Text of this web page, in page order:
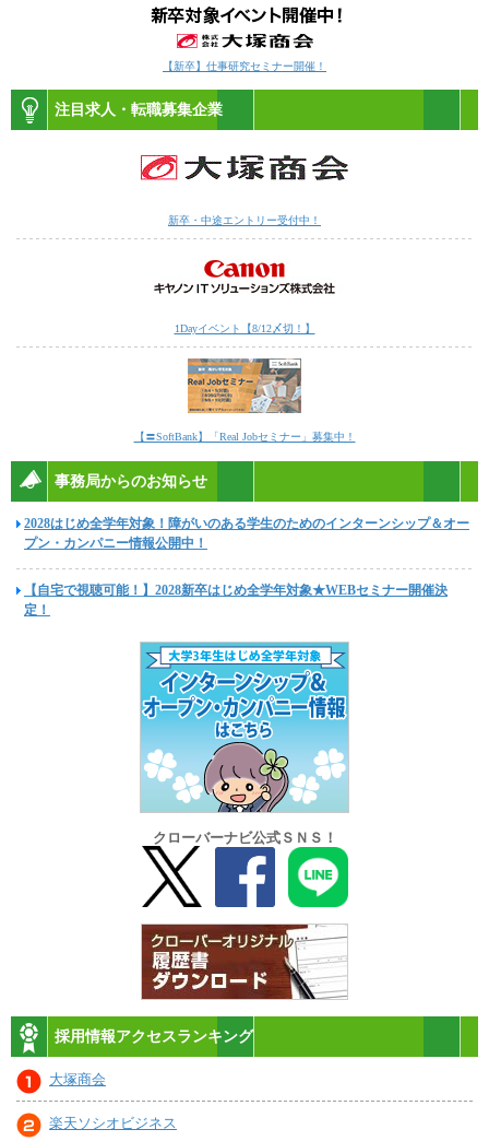
【新卒】仕事研究セミナー開催！
注目求人・転職募集企業
新卒・中途エントリー受付中！
1Dayイベント【8/12〆切！】
【〓SoftBank】「Real Jobセミナー」募集中！
事務局からのお知らせ
2028はじめ全学年対象！障がいのある学生のためのインターンシップ＆オー
プン・カンパニー情報公開中！
【自宅で視聴可能！】2028新卒はじめ全学年対象★WEBセミナー開催決
定！
クローバーナビ公式ＳＮＳ！
採用情報アクセスランキング
大塚商会
楽天ソシオビジネス